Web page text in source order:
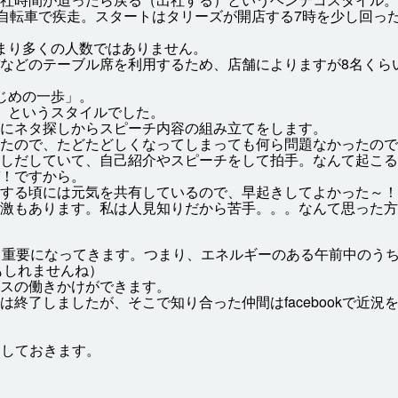
転車で疾走。スタートはタリーズが開店する7時を少し回っ
り 多 くの人数ではありません。
どのテーブル席を利用するため、 店舗によりますが8名 く
めの一歩 」。
というスタイルでした。
にネタ探しからスピーチ内容の組み立てをします。
ので、たどたどしくなってしまっても何ら問題なかったの
しだしていて、 自己紹介やスピーチをして拍手。なんて起こ
ですから。
する頃には元気を共有しているので、 早起きしてよかった～
もあります。 私は人見知りだから苦手。。。なんて思った方
重要になってきます。つまり、エネルギーのある午前中のう
れませんね）
の働きかけができます。
は終了 しましたが、そこで知り合った仲間はfacebookで近況を
ておきます。